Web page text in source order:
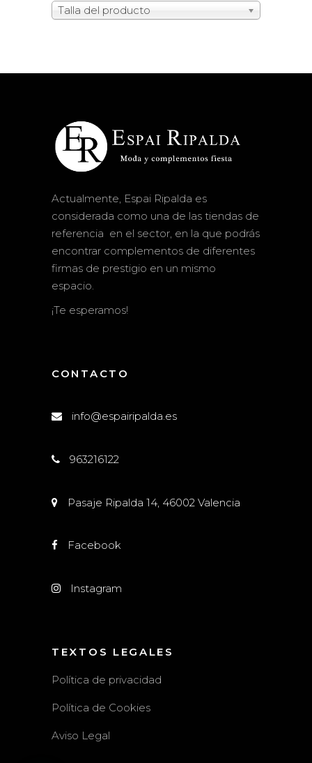
Talla del producto
Actualmente, Espai Ripalda es
considerada como una de las tiendas de
referencia en el sector, en la que podrás
encontrar complementos de diferentes
firmas de prestigio en un mismo
espacio.
¡Te esperamos!
CONTACTO
info@espairipalda.es
963216122
Pasaje Ripalda 14, 46002 Valencia
Facebook
Instagram
TEXTOS LEGALES
Política de privacidad
Política de Cookies
Aviso Legal